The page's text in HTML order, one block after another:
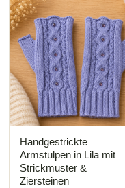
Handgestrickte
Armstulpen in Lila mit
Strickmuster &
Ziersteinen